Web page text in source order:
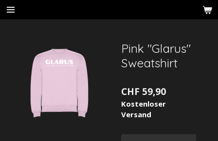
Zum
Hauptinhalt
Pink "Glarus"
Sweatshirt
CHF 59,90
Kostenloser
Versand